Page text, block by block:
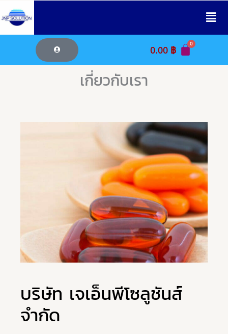
to
content
0.00 ฿
เกี่ยวกับเรา
บริษัท เจเอ็นพีโซลูชันส์
จำกัด